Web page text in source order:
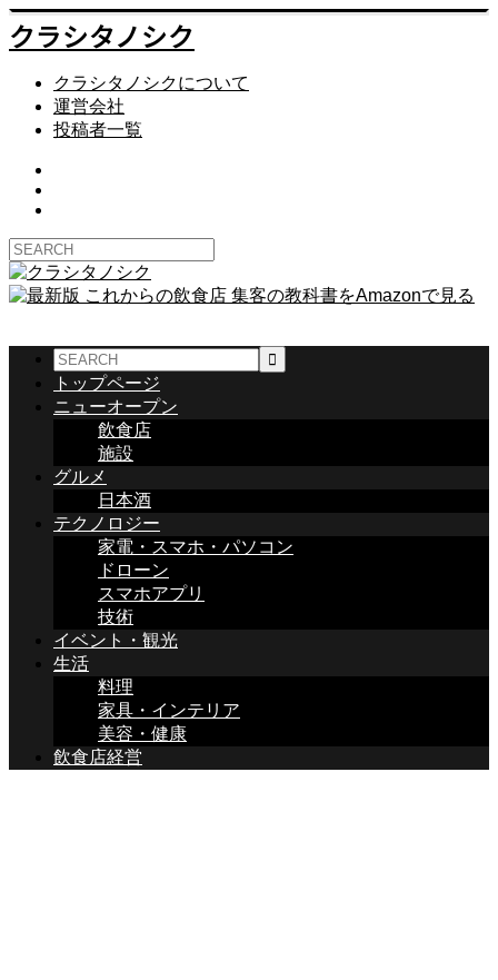
クラシタノシク
クラシタノシクについて
運営会社
投稿者一覧
トップページ
ニューオープン
飲食店
施設
グルメ
日本酒
テクノロジー
家電・スマホ・パソコン
ドローン
スマホアプリ
技術
イベント・観光
生活
料理
家具・インテリア
美容・健康
飲食店経営